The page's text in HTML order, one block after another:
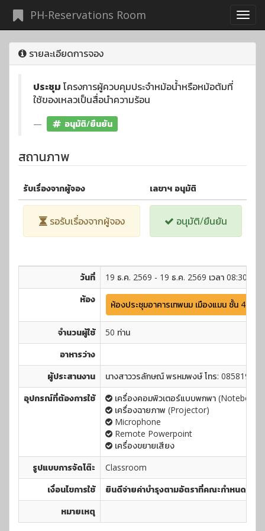
PH-Reservations Room
รายละเอียดการจอง
ประชุม โครงการผู้ควบคุมประจำหม้อน้ำหรือหม้อต้มที่
ใช้ของเหลวเป็นสื่อนำความร้อน
อนุมัติ/ยืนยัน
สถานภาพ
รับเรื่องจากผู้จอง เลขาฯ อนุมัติ
รอรับเรื่องจากผู้จอง อนุมัติ/ยืนยัน
วันที่
19 ธ.ค. 2569 - 19 ธ.ค. 2569 เวลา 08:30 -
ห้อง
ห้องประชุมอาคารเทพนม เมืองแมน ชั้น 4 (อา
จำนวนผู้ใช้
50 ท่าน
อาหารว่าง
ผู้ประสานงาน
นางสาววรลักษณ์ พรหมพงษ์ โทร:
อุปกรณ์ที่ต้องการใช้
เครื่องคอมพิวเตอร์แบบพกพา (Notebook)
เครื่องฉายภาพ (Projector)
Microphone
Remote Powerpoint
เครื่องขยายเสียง
รูปแบบการจัดโต๊ะ
Classroom
เงื่อนไขการใช้
ยินดีจ่ายค่าบำรุงตามอัตราที่คณะกำหนด
หมายเหตุ